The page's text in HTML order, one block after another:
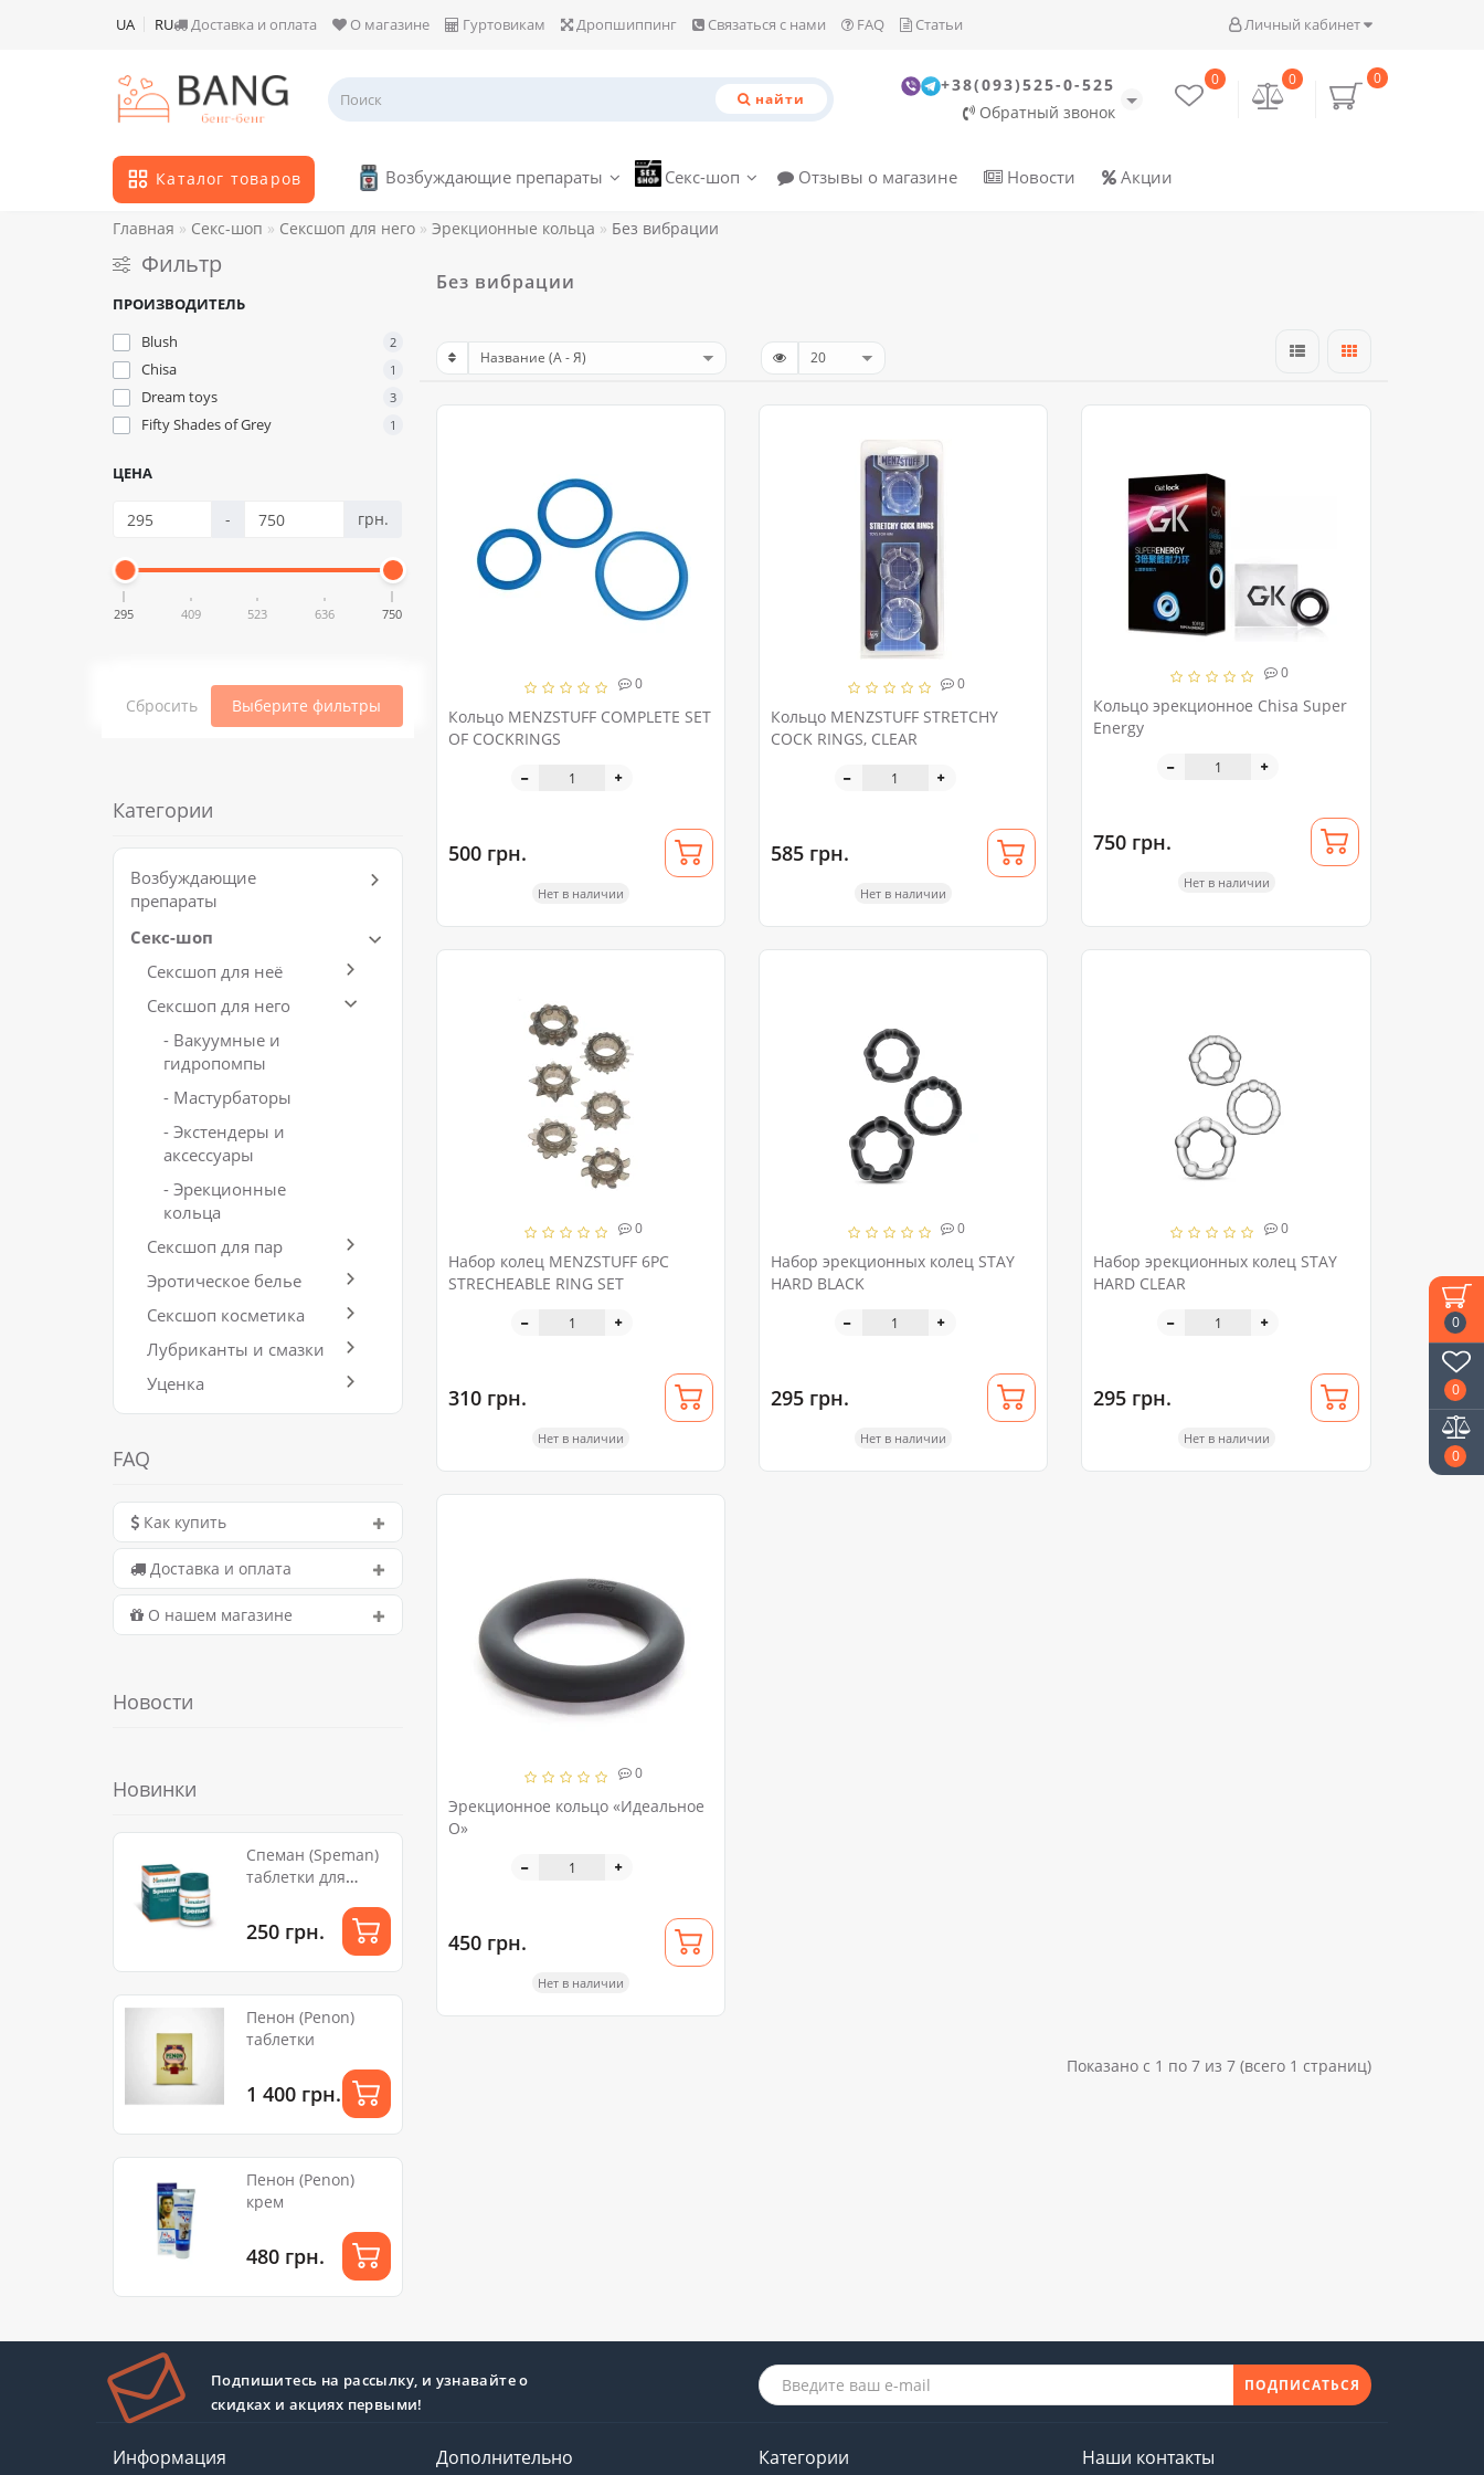
0
0
0
Личный кабинет
UA RU Доставка и оплата О магазине Гуртовикам Дропшиппинг Связаться с нами FAQ Статьи
найти
+38(093)525-0-525
Обратный звонок
0
0
0
Каталог товаров Возбуждающие препараты Секс-шоп Отзывы о магазине Новости Акции
Главная Секс-шоп Сексшоп для него Эрекционные кольца Без вибрации
Фильтр
ПРОИЗВОДИТЕЛЬ
Blush
2
Chisa 1
Dream toys 3
Fifty Shades of Grey 1
ЦЕНА
- грн.
295 409 523 636 750
Сбросить Выберите фильтры
Категории
Возбуждающие
препараты
Секс-шоп
Сексшоп для неё
Сексшоп для него
- Вакуумные и
гидропомпы
- Мастурбаторы
- Экстендеры и
аксессуары
- Эрекционные
кольца
Сексшоп для пар
Эротическое белье
Сексшоп косметика
Лубриканты и смазки
Уценка
FAQ
Как купить
Доставка и оплата
О нашем магазине
Новости
Новинки
Спеман (Speman)
таблетки для
сперматогенеза
250 грн.
Пенон (Penon)
таблетки
1 400 грн.
Пенон (Penon)
крем
480 грн.
Без вибрации
0
Кольцо MENZSTUFF COMPLETE SET
OF COCKRINGS
500 грн.
Нет в наличии
0
Кольцо MENZSTUFF STRETCHY
COCK RINGS, CLEAR
585 грн.
Нет в наличии
0
Кольцо эрекционное Chisa Super
Energy
750 грн.
Нет в наличии
0
Набор колец MENZSTUFF 6PC
STRECHEABLE RING SET
310 грн.
Нет в наличии
0
Набор эрекционных колец STAY
HARD BLACK
295 грн.
Нет в наличии
0
Набор эрекционных колец STAY
HARD CLEAR
295 грн.
Нет в наличии
0
Эрекционное кольцо «Идеальное
О»
450 грн.
Нет в наличии
Показано с 1 по 7 из 7 (всего 1 страниц)
Подпишитесь на рассылку, и узнавайте о
скидках и акциях первыми!
ПОДПИСАТЬСЯ
Информация Дополнительно Категории Наши контакты